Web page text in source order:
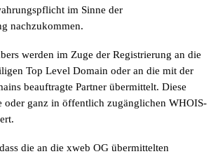
im Sinne der
nachzukommen.
werden im Zuge der Registrierung an die
Top Level Domain oder an die mit der
beauftragte Partner übermittelt. Diese
oder ganz in öffentlich zugänglichen WHOIS-
die an die xweb OG übermittelten